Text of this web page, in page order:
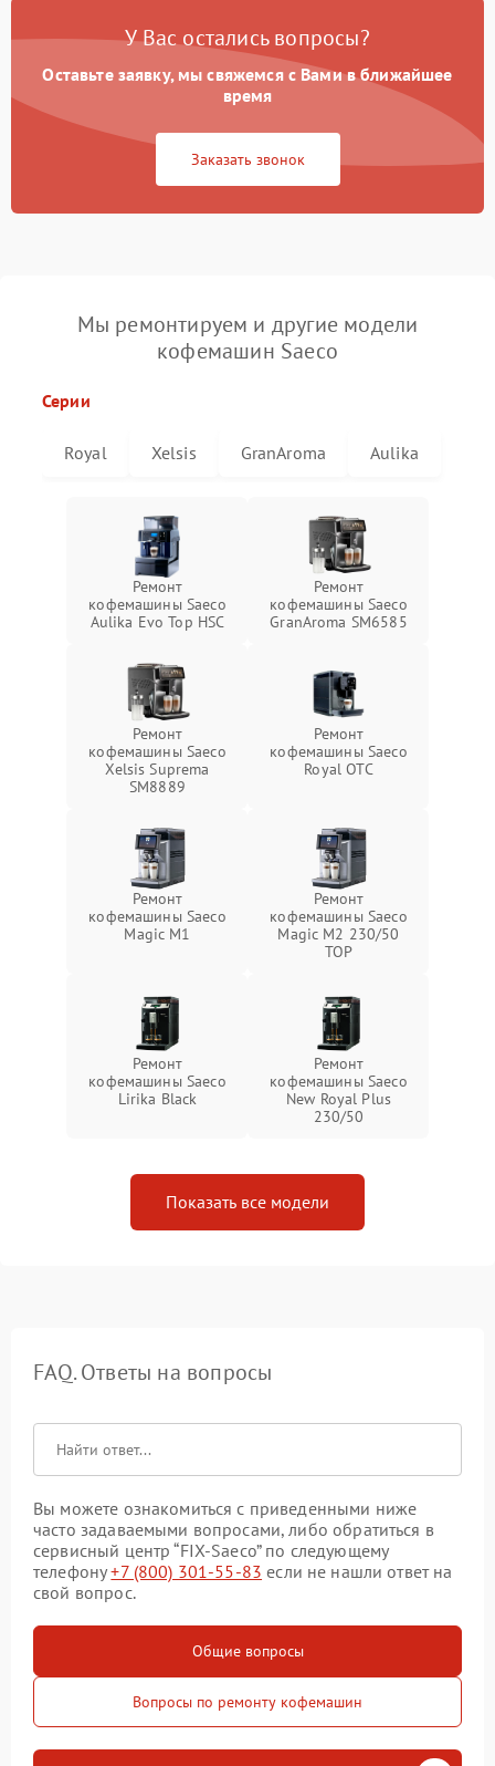
У Вас остались вопросы?
Оставьте заявку, мы свяжемся с Вами в ближайшее
время
Заказать звонок
Мы ремонтируем и другие модели
кофемашин Saeco
Серии
Royal Xelsis GranAroma Aulika
Ремонт
кофемашины Saeco
Aulika Evo Top HSC
Ремонт
кофемашины Saeco
GranAroma SM6585
Ремонт
кофемашины Saeco
Xelsis Suprema
SM8889
Ремонт
кофемашины Saeco
Royal OTC
Ремонт
кофемашины Saeco
Magic M1
Ремонт
кофемашины Saeco
Magic M2 230/50
TOP
Ремонт
кофемашины Saeco
Lirika Black
Ремонт
кофемашины Saeco
New Royal Plus
230/50
Показать все модели
FAQ. Ответы на вопросы
Вы можете ознакомиться с приведенными ниже
часто задаваемыми вопросами, либо обратиться в
сервисный центр “FIX-Saeco” по следующему
телефону+7 (800) 301-55-83 если не нашли ответ на
свой вопрос.
Общие вопросы
Вопросы по ремонту кофемашин